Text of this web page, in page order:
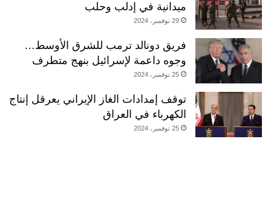
ميدانية في إدلب وحلب
29 نوفمبر، 2024
فريق دونالد ترمب للشرق الأوسط…
وجوه داعمة لإسرائيل بنهج متطرف
25 نوفمبر، 2024
توقف إمدادات الغاز الإيراني يعرقل إنتاج
الكهرباء في العراق
25 نوفمبر، 2024